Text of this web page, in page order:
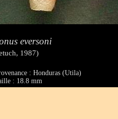
eversoni
1987)
: Honduras (Utila)
: 18.8 mm